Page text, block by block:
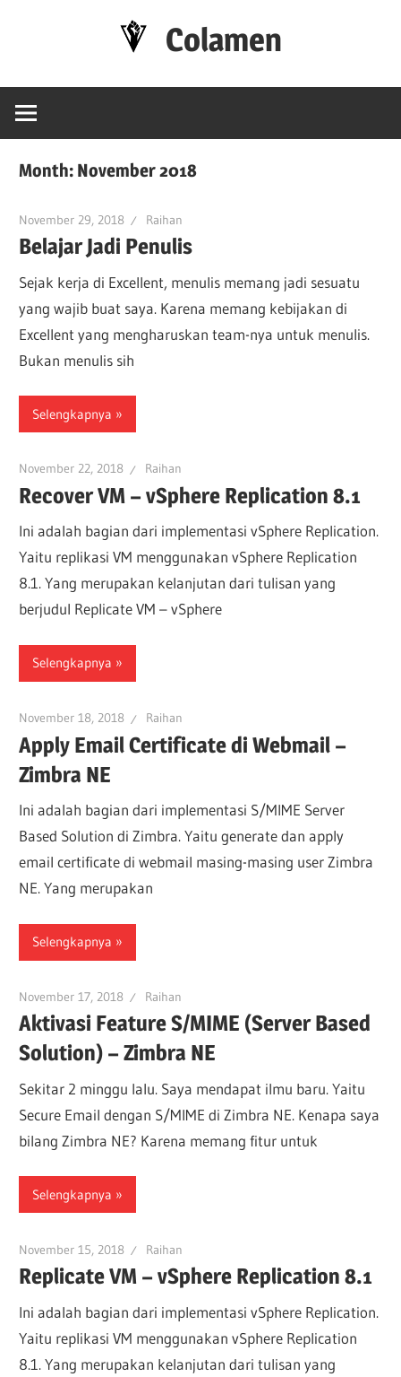
Colamen
Lebih
Month: November 2018
November 29, 2018 Raihan
Belajar Jadi Penulis
Sejak kerja di Excellent, menulis memang jadi sesuatu
yang wajib buat saya. Karena memang kebijakan di
Excellent yang mengharuskan team-nya untuk menulis.
Bukan menulis sih
Selengkapnya
November 22, 2018 Raihan
Recover VM – vSphere Replication 8.1
Ini adalah bagian dari implementasi vSphere Replication.
Yaitu replikasi VM menggunakan vSphere Replication
8.1. Yang merupakan kelanjutan dari tulisan yang
berjudul Replicate VM – vSphere
Selengkapnya
November 18, 2018 Raihan
Apply Email Certificate di Webmail –
Zimbra NE
Ini adalah bagian dari implementasi S/MIME Server
Based Solution di Zimbra. Yaitu generate dan apply
email certificate di webmail masing-masing user Zimbra
NE. Yang merupakan
Selengkapnya
November 17, 2018 Raihan
Aktivasi Feature S/MIME (Server Based
Solution) – Zimbra NE
Sekitar 2 minggu lalu. Saya mendapat ilmu baru. Yaitu
Secure Email dengan S/MIME di Zimbra NE. Kenapa saya
bilang Zimbra NE? Karena memang fitur untuk
Selengkapnya
November 15, 2018 Raihan
Replicate VM – vSphere Replication 8.1
Ini adalah bagian dari implementasi vSphere Replication.
Yaitu replikasi VM menggunakan vSphere Replication
8.1. Yang merupakan kelanjutan dari tulisan yang